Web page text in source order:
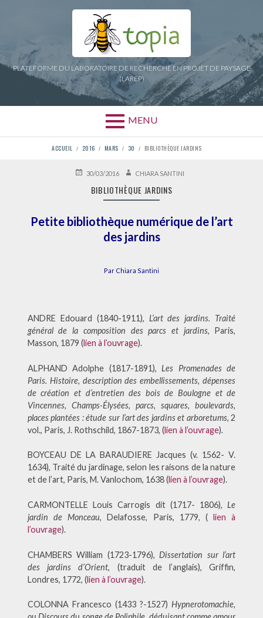
PLATEFORME DU LABORATOIRE DE RECHERCHE EN PROJET DE PAYSAGE
(LAREP)
MENU
D'ARIANE
ACCUEIL 2016 MARS 30 BIBLIOTHÈQUE JARDINS
PUBLIÉ30/03/2016 AUTEUR
CHIARA SANTINI
BIBLIOTHÈQUE JARDINS
Petite bibliothèque numérique de l’art
des jardins
Par Chiara Santini
ANDRE Edouard (1840-1911), L’art des jardins. Traité
général de la composition des parcs et jardins, Paris,
Masson, 1879 (lien à l’ouvrage).
ALPHAND Adolphe (1817-1891), Les Promenades de
Paris. Histoire, description des embellissements, dépenses
de création et d’entretien des bois de Boulogne et de
Vincennes, Champs-Élysées, parcs, squares, boulevards,
places plantées : étude sur l’art des jardins et arboretums, 2
vol., Paris, J. Rothschild, 1867-1873, (lien à l’ouvrage).
BOYCEAU DE LA BARAUDIERE Jacques (v. 1562- V.
1634), Traité du jardinage, selon les raisons de la nature
et de l’art, Paris, M. Vanlochom, 1638 (lien à l’ouvrage).
CARMONTELLE Louis Carrogis dit (1717- 1806), Le
jardin de Monceau, Delafosse, Paris, 1779, (lien à
l’ouvrage).
CHAMBERS William (1723-1796), Dissertation sur l’art
des jardins d’Orient, (traduit de l’anglais), Griffin,
Londres, 1772, (lien à l’ouvrage).
COLONNA Francesco (1433 ?-1527) Hypnerotomachie,